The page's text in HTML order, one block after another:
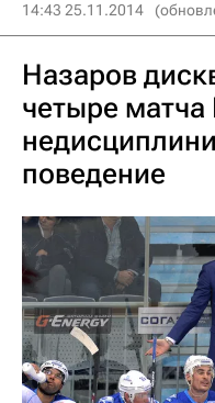
14:43 25.11.2014
Назаров
четыре
поведение